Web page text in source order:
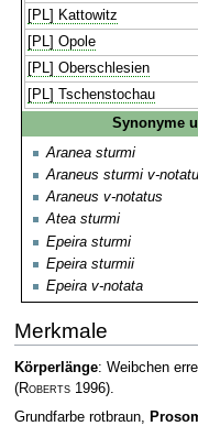
[PL] Kattowitz
[PL] Opole
[PL] Oberschlesien
[PL] Tschenstochau
Synonyme
Aranea sturmi
Araneus sturmi v-
Araneus v-notatus
Atea sturmi
Epeira sturmi
Epeira sturmii
Epeira v-notata
Merkmale
Körperlänge: Weibchen
(Roberts1996).
Grundfarbe rotbraun,